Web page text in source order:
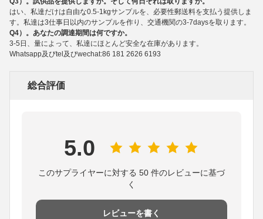
はい、私達だけは自由な0.5-1kgサンプルを、必要性郵送料を支払う提供しま
す。私達は3仕事日以内のサンプルを作り、交通機関の3-7daysを取ります。
Q4）。あなたの調達期間は何ですか。
3-5日、量によって、私達にほとんど安全な在庫があります。
Whatsapp及びtel及びwechat:86 181 2626 6193
総合評価
5.0
このサプライヤーに対する 50 件のレビューに基づ
く
レビューを書く